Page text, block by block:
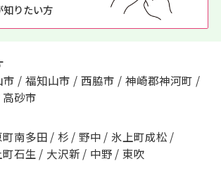
知りたい方
市 / 福知山市 / 西脇市 / 神崎郡神河町 /
高砂市
南多田 / 杉 / 野中 / 氷上町成松 /
石生 / 大沢新 / 中野 / 東吹